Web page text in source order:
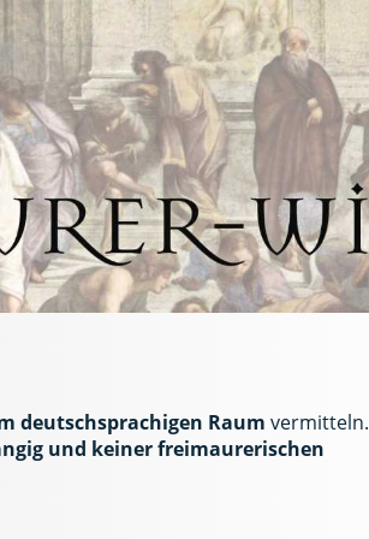
deutschsprachigen Raum vermitteln.
und keiner freimaurerischen